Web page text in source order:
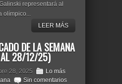
representará al
olímpico...
LEER MÁS
DE LA SEMANA
28/12/25)
28, 2025
Lo más
Sin comentarios